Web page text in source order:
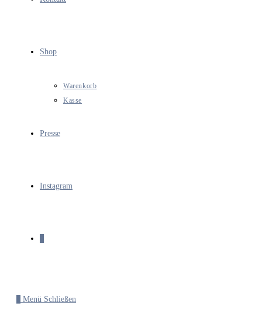
Shop
Warenkorb
Kasse
Presse
Instagram
Menü Schließen